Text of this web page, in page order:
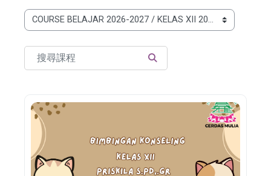
課程類別
搜尋課程
搜尋課程